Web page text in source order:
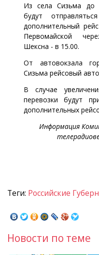
Из села Сизьма до
будут
дополнительный
Первомайской
Шексна - в 15.00.
От автовокзала
Сизьма рейсовый
В случае
перевозки будут
дополнительных
Информация
Теги: Российские
Новости по теме